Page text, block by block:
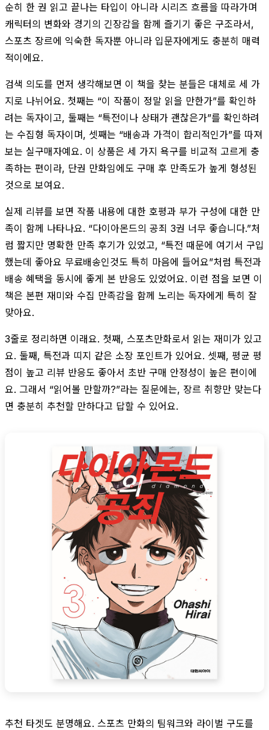
순히 한 권 읽고 끝나는 타입이 아니라 시리즈 흐름을 따라가며
캐릭터의 변화와 경기의 긴장감을 함께 즐기기 좋은 구조라서,
스포츠 장르에 익숙한 독자뿐 아니라 입문자에게도 충분히 매력
적이에요.
검색 의도를 먼저 생각해보면 이 책을 찾는 분들은 대체로 세 가
지로 나뉘어요. 첫째는 “이 작품이 정말 읽을 만한가”를 확인하
려는 독자이고, 둘째는 “특전이나 상태가 괜찮은가”를 확인하려
는 수집형 독자이며, 셋째는 “배송과 가격이 합리적인가”를 따져
보는 실구매자예요. 이 상품은 세 가지 욕구를 비교적 고르게 충
족하는 편이라, 단권 만화임에도 구매 후 만족도가 높게 형성된
것으로 보여요.
실제 리뷰를 보면 작품 내용에 대한 호평과 부가 구성에 대한 만
족이 함께 나타나요. “다이아몬드의 공죄 3권 너무 좋습니다.”처
럼 짧지만 명확한 만족 후기가 있었고, “특전 때문에 여기서 구입
했는데 좋아요 무료배송인것도 특히 마음에 들어요”처럼 특전과
배송 혜택을 동시에 좋게 본 반응도 있었어요. 이런 점을 보면 이
책은 본편 재미와 수집 만족감을 함께 노리는 독자에게 특히 잘
맞아요.
3줄로 정리하면 이래요. 첫째, 스포츠만화로서 읽는 재미가 있고
요. 둘째, 특전과 띠지 같은 소장 포인트가 있어요. 셋째, 평균 평
점이 높고 리뷰 반응도 좋아서 초반 구매 안정성이 높은 편이에
요. 그래서 “읽어볼 만할까?”라는 질문에는, 장르 취향만 맞는다
면 충분히 추천할 만하다고 답할 수 있어요.
추천 타겟도 분명해요. 스포츠 만화의 팀워크와 라이벌 구도를